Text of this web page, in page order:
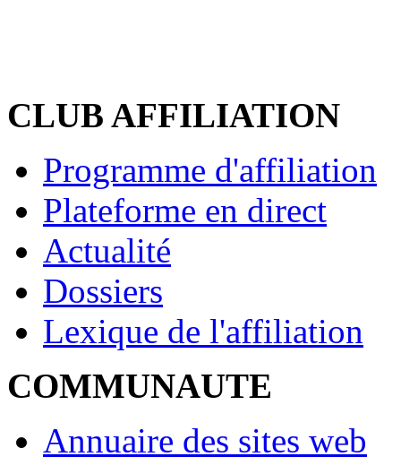
CLUB AFFILIATION
Programme d'affiliation
Plateforme en direct
Actualité
Dossiers
Lexique de l'affiliation
COMMUNAUTE
Annuaire des sites web